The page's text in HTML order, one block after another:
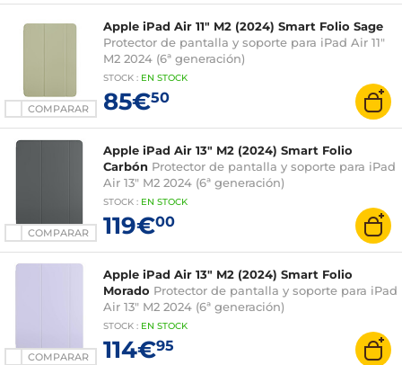
COMPARAR
Apple iPad Air 11" M2 (2024) Smart Folio Sage
Protector de pantalla y soporte para iPad Air 11"
M2 2024 (6ª generación)
STOCK : EN STOCK
85€50
COMPARAR
Apple iPad Air 13" M2 (2024) Smart Folio
Carbón Protector de pantalla y soporte para iPad
Air 13" M2 2024 (6ª generación)
STOCK : EN STOCK
119€00
COMPARAR
Apple iPad Air 13" M2 (2024) Smart Folio
Morado Protector de pantalla y soporte para iPad
Air 13" M2 2024 (6ª generación)
STOCK : EN STOCK
114€95